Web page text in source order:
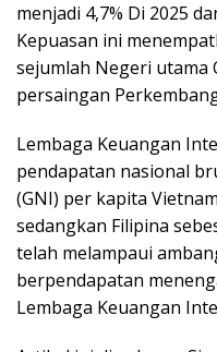
menjadi 4,7% Di 2025
Kepuasan ini
sejumlah Negeri utama
persaingan
Lembaga Keuangan
pendapatan nasional
(GNI) per kapita
sedangkan Filipina
telah melampaui
berpendapatan
Lembaga Keuangan